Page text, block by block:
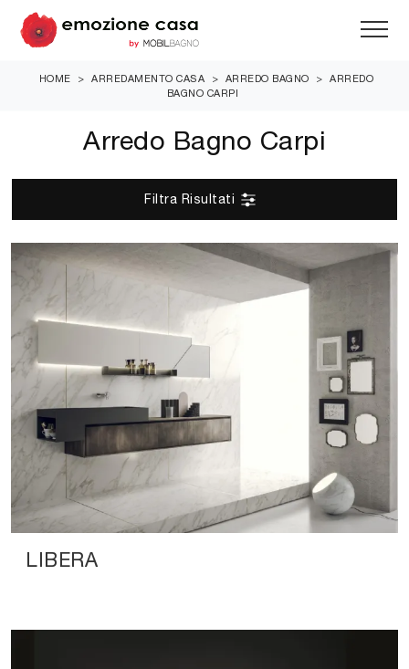
HOME > ARREDAMENTO CASA > ARREDO BAGNO >
ARREDO
BAGNO CARPI
Arredo Bagno Carpi
Filtra Risultati
LIBERA